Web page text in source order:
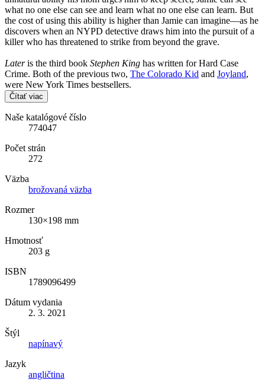
what no one else can see and learn what no one else can learn. But
the cost of using this ability is higher than Jamie can imagine—as he
discovers when an NYPD detective draws him into the pursuit of a
killer who has threatened to strike from beyond the grave.
Lateris the third book Stephen King has written for Hard Case
Crime. Both of the previous two, The Colorado Kid and Joyland,
were New York Times bestsellers.
Čítať viac
Naše katalógové číslo
774047
Počet strán
272
Väzba
brožovaná väzba
Rozmer
130×198 mm
Hmotnosť
203 g
ISBN
1789096499
Dátum vydania
2. 3. 2021
Štýl
napínavý
Jazyk
angličtina